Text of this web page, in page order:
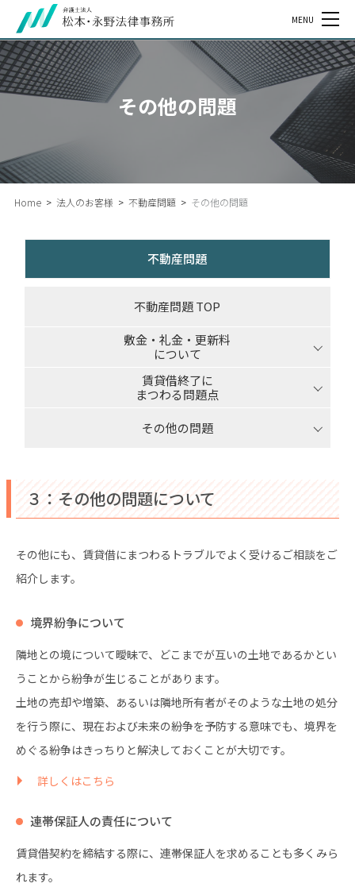
MENU
その他の問題
Home > 法人のお客様 > 不動産問題 > その他の問題
不動産問題
不動産問題 TOP
敷金・礼金・更新料
について
賃貸借終了に
まつわる問題点
その他の問題
３：その他の問題について
その他にも、賃貸借にまつわるトラブルでよく受けるご相談をご
紹介します。
境界紛争について
隣地との境について曖昧で、どこまでが互いの土地であるかとい
うことから紛争が生じることがあります。
土地の売却や増築、あるいは隣地所有者がそのような土地の処分
を行う際に、現在および未来の紛争を予防する意味でも、境界を
めぐる紛争はきっちりと解決しておくことが大切です。
詳しくはこちら
連帯保証人の責任について
賃貸借契約を締結する際に、連帯保証人を求めることも多くみら
れます。